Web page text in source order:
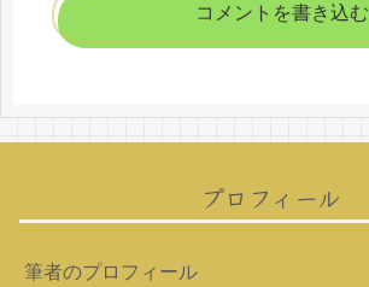
コメントを書き込む
プロフィール
筆者のプロフィール